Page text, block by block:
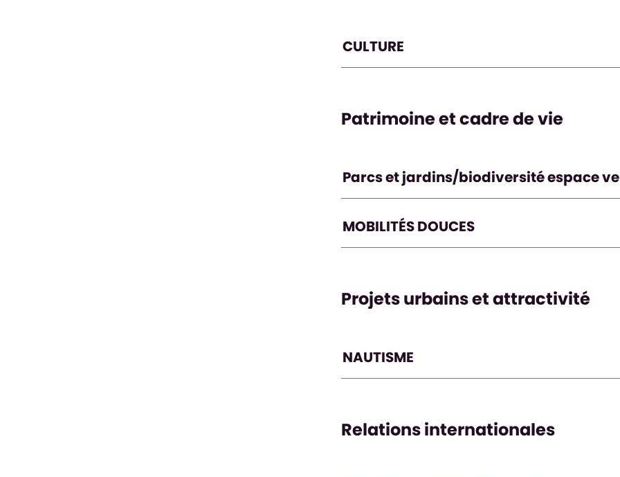
CULTURE
Patrimoine et cadre de vie
Parcs et jardins/biodiversité espace
MOBILITÉS DOUCES
Projets urbains et attractivité
NAUTISME
Relations internationales